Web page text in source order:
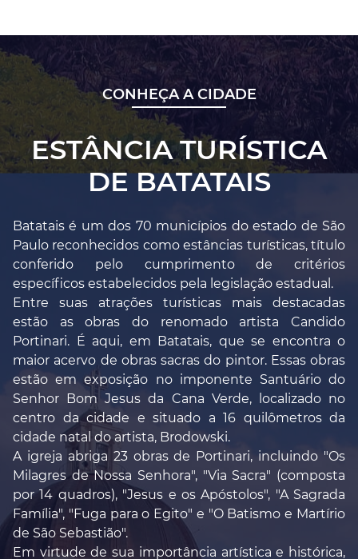
CONHEÇA A CIDADE
ESTÂNCIA TURÍSTICA
DE BATATAIS
Batatais é um dos 70 municípios do estado de São
Paulo reconhecidos como estâncias turísticas, título
conferido pelo cumprimento de critérios
específicos estabelecidos pela legislação estadual.
Entre suas atrações turísticas mais destacadas
estão as obras do renomado artista Candido
Portinari. É aqui, em Batatais, que se encontra o
maior acervo de obras sacras do pintor. Essas obras
estão em exposição no imponente Santuário do
Senhor Bom Jesus da Cana Verde, localizado no
centro da cidade e situado a 16 quilômetros da
cidade natal do artista, Brodowski.
A igreja abriga 23 obras de Portinari, incluindo "Os
Milagres de Nossa Senhora", "Via Sacra" (composta
por 14 quadros), "Jesus e os Apóstolos", "A Sagrada
Família", "Fuga para o Egito" e "O Batismo e Martírio
de São Sebastião".
Em virtude de sua importância artística e histórica,